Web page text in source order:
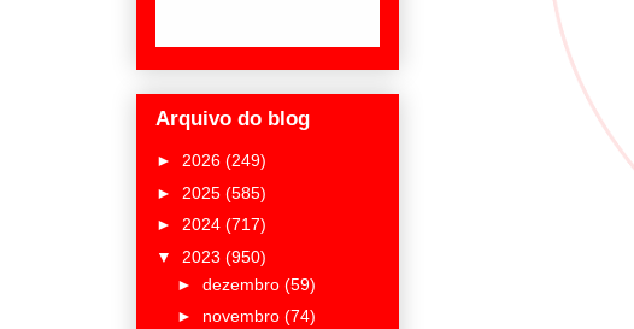
Arquivo do blog
► 2026 (249)
► 2025 (585)
► 2024 (717)
▼ 2023 (950)
► dezembro (59)
► novembro (74)